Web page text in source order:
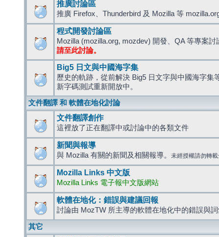
推廣討論區
推廣 Firefox、Thunderbird 及 Mozilla 等
程式開發討論區
Mozilla (mozilla.org, mozdev) 開發、QA 等專案討
請至此討論。
Big5 日文與中國海字集
歷史的軌跡，從前解決 Big5 日文字與中國海字集
新字碼測試重新開放中。
文件翻譯 和 軟體在地化討論
文件翻譯創作
這裡放了正在翻譯中或討論中的各類文件
新聞與報導
與 Mozilla 有關的新聞及相關報導。 未經授權請勿轉
Mozilla Links 中文版
Mozilla Links 電子報中文版網站
軟體在地化：錯誤與建議回報
討論由 MozTW 所主導的軟體在地化中的錯誤與
其它